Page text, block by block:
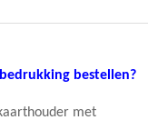
bestellen?
met